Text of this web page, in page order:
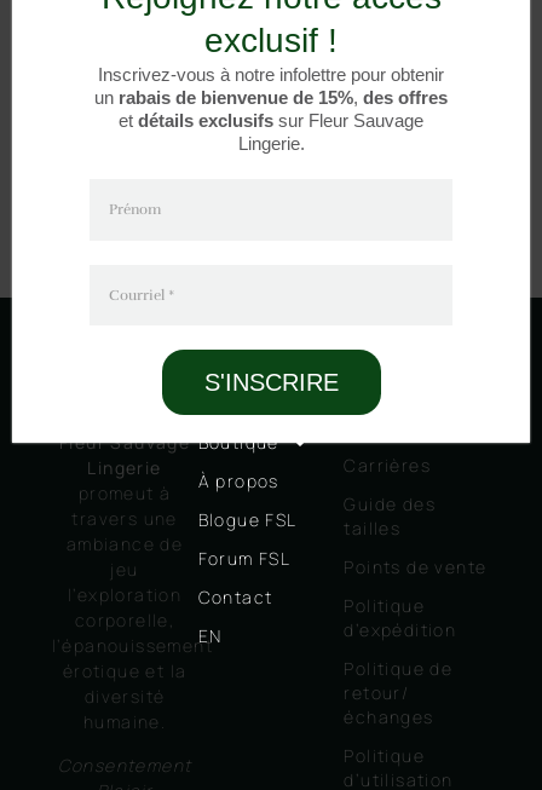
Fleur Sauvage
Lingerie
promeut à
travers une
ambiance de
jeu
l’exploration
corporelle,
l’épanouissement
érotique et la
diversité
humaine.
Consentement
MENU
Boutique
À propos
Blogue FSL
Forum FSL
Contact
EN
LIENS
Carrières
Guide des
tailles
Points de vente
Politique
d’expédition
Politique de
retour/
échanges
Politique
d’utilisation
exclusif !
Inscrivez-vous à notre infolettre pour obtenir
un rabais de bienvenue de 15%, des offres
et détails exclusifs sur Fleur Sauvage
Lingerie.
Prénom
Courriel *
S'INSCRIRE